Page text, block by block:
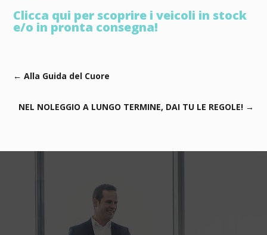
Clicca qui per scoprire i veicoli in stock
e/o in pronta consegna!
←Alla Guida del Cuore
NEL NOLEGGIO A LUNGO TERMINE, DAI TU LE REGOLE!→